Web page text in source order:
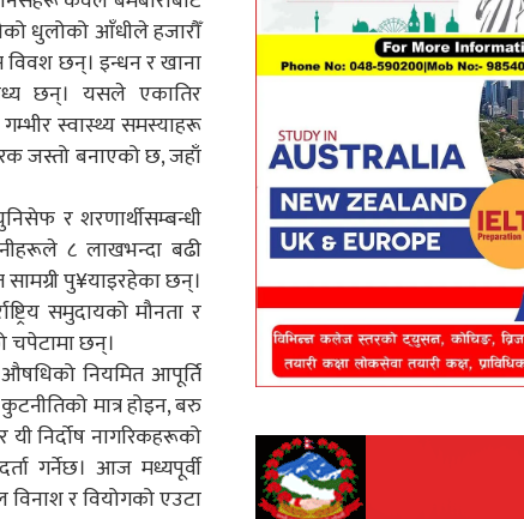
धुलोको आँधीले हजारौँ
छन्। इन्धन र खाना
छन्। यसले एकातिर
स्वास्थ्य समस्याहरू
जस्तो बनाएको छ, जहाँ
र शरणार्थीसम्बन्धी
८ लाखभन्दा बढी
पु¥याइरहेका छन्।
समुदायको मौनता र
चपेटामा छन्।
औषधिको नियमित आपूर्ति
मात्र होइन, बरु
निर्दोष नागरिकहरूको
गर्नेछ। आज मध्यपूर्वी
र वियोगको एउटा